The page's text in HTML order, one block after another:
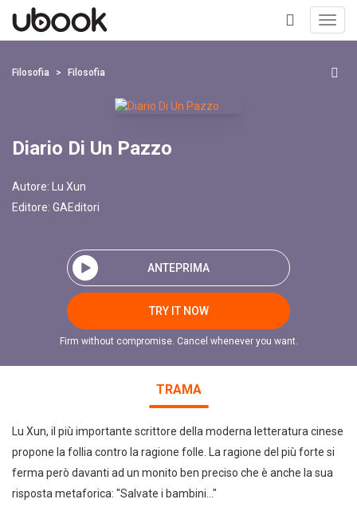
+
Filosofia Filosofia
Diario Di Un Pazzo
Autore:
Lu Xun
Editore: GAEditori
ANTEPRIMA
TRY IT NOW
Firm without compromise. Cancel whenever you want.
TRAMA
Lu Xun, il più importante scrittore della moderna letteratura cinese
propone la follia contro la ragione folle. La ragione del più forte si
ferma però davanti ad un monito ben preciso che è anche la sua
risposta metaforica: "Salvate i bambini..."